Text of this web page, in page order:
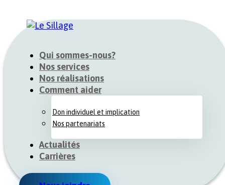
Qui sommes-nous?
Nos services
Nos réalisations
Comment aider
Don individuel et implication
Nos partenariats
Actualités
Carrières